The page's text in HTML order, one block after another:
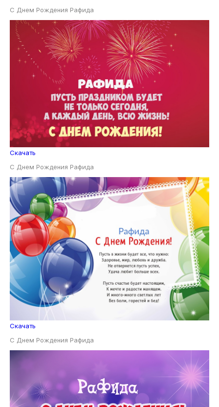
С Днем Рождения Рафида
Скачать
С Днем Рождения Рафида
Скачать
С Днем Рождения Рафида